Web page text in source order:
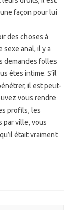
une façon pour lui
des choses à
sexe anal, il y a
demandes folles
êtes intime. S’il
il est peut-
vous rendre
profils, les
par ville, vous
était vraiment